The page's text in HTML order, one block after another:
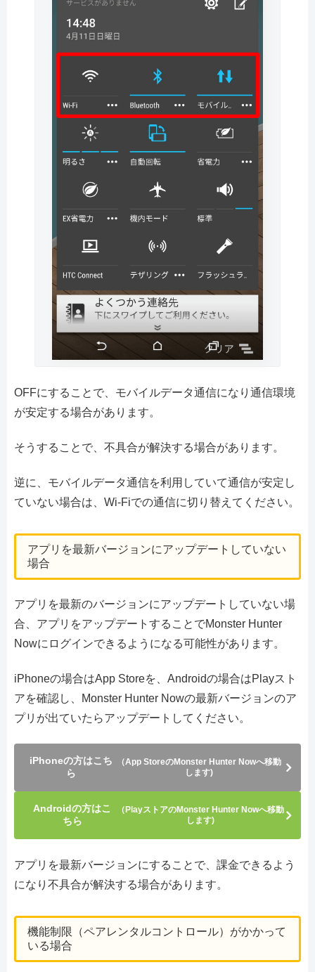
OFFにすることで、モバイルデータ通信になり通信環境
が安定する場合があります。
そうすることで、不具合が解決する場合があります。
逆に、モバイルデータ通信を利用していて通信が安定し
ていない場合は、Wi-Fiでの通信に切り替えてください。
アプリを最新バージョンにアップデートしていない
場合
アプリを最新のバージョンにアップデートしていない場
合、アプリをアップデートすることでMonster Hunter
Nowにログインできるようになる可能性があります。
iPhoneの場合はApp Storeを、Androidの場合はPlayスト
アを確認し、Monster Hunter Nowの最新バージョンのア
プリが出ていたらアップデートしてください。
iPhoneの方はこち
ら
（App StoreのMonster Hunter Nowへ移動
します)
Androidの方はこ
ちら
（PlayストアのMonster Hunter Nowへ移動
します)
アプリを最新バージョンにすることで、課金できるよう
になり不具合が解決する場合があります。
機能制限（ペアレンタルコントロール）がかかって
いる場合